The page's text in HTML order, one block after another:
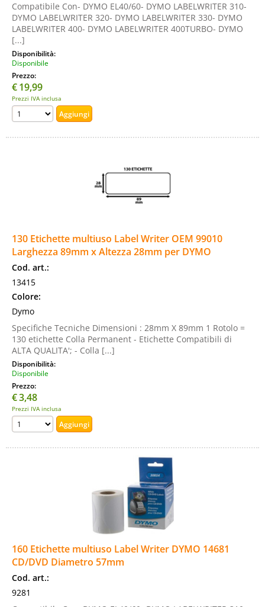
Compatibile Con- DYMO EL40/60- DYMO LABELWRITER 310-
DYMO LABELWRITER 320- DYMO LABELWRITER 330- DYMO
LABELWRITER 400- DYMO LABELWRITER 400TURBO- DYMO
[...]
Disponibilità:
Disponibile
Prezzo:
€19,99
Prezzi IVA inclusa
130 Etichette multiuso Label Writer OEM 99010
Larghezza 89mm x Altezza 28mm per DYMO
Cod. art.:
13415
Colore:
Dymo
Specifiche Tecniche Dimensioni : 28mm X 89mm 1 Rotolo =
130 etichette Colla Permanent - Etichette Compatibili di
ALTA QUALITA'; - Colla [...]
Disponibilità:
Disponibile
Prezzo:
€3,48
Prezzi IVA inclusa
160 Etichette multiuso Label Writer DYMO 14681
CD/DVD Diametro 57mm
Cod. art.:
9281